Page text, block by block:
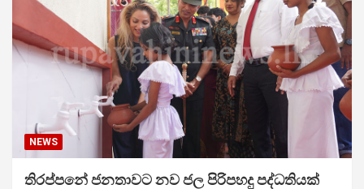
NEWS
තිරප්පනේ ජනතාවට නව ජල පිරිපහදු පද්ධතියක්